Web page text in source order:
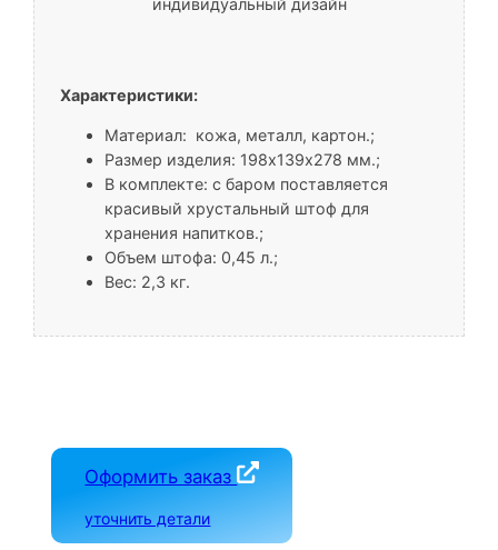
индивидуальный дизайн
Характеристики:
Материал: кожа, металл, картон.;
Размер изделия: 198х139х278 мм.;
В комплекте: с баром поставляется
красивый хрустальный штоф для
хранения напитков.;
Объем штофа: 0,45 л.;
Вес: 2,3 кг.
Оформить заказ
уточнить детали